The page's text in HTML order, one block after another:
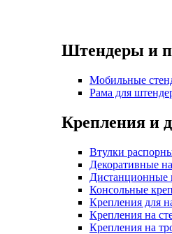
Штендеры и
Мобильные
Рама для
Крепления и
Втулки
Декоративные
Дистанционные
Консольные
Крепления для
Крепления на
Крепления на